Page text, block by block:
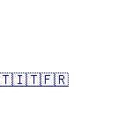
🇮🇹🇫🇷